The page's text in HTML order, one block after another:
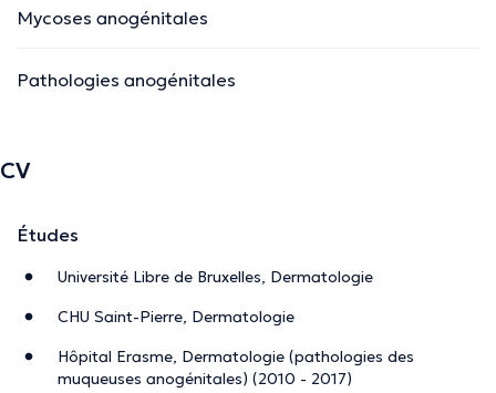
Mycoses anogénitales
Pathologies anogénitales
CV
Études
Université Libre de Bruxelles, Dermatologie
CHU Saint-Pierre, Dermatologie
Hôpital Erasme, Dermatologie (pathologies des
muqueuses anogénitales) (2010 - 2017)